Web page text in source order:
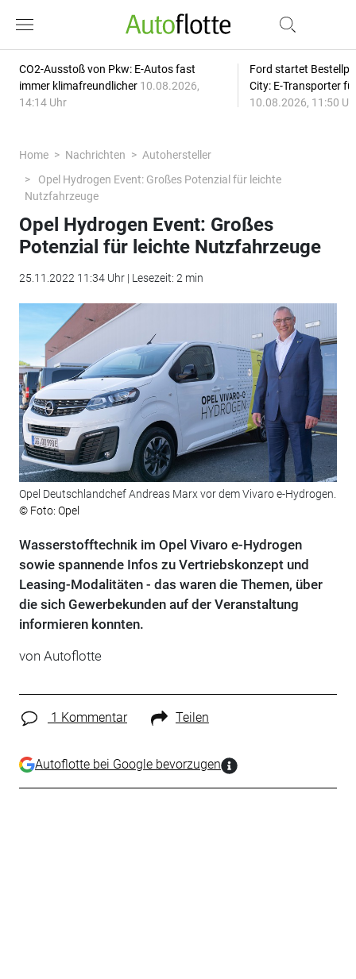
CO2-Ausstoß von Pkw: E-Autos fast
immer klimafreundlicher 10.08.2026,
14:14 Uhr
Ford startet
City: E-Transporter
10.08.2026, 11:50
Home Nachrichten
Autohersteller
Opel Hydrogen Event: Großes Potenzial für leichte
Nutzfahrzeuge
Opel Hydrogen Event: Großes
Potenzial für leichte Nutzfahrzeuge
25.11.2022 11:34 Uhr | Lesezeit: 2 min
Opel Deutschlandchef Andreas Marx vor dem Vivaro e-Hydrogen.
© Foto: Opel
Wasserstofftechnik im Opel Vivaro e-Hydrogen
sowie spannende Infos zu Vertriebskonzept und
Leasing-Modalitäten - das waren die Themen, über
die sich Gewerbekunden auf der Veranstaltung
informieren konnten.
von Autoflotte
1 Kommentar Teilen
Autoflotte bei Google bevorzugen